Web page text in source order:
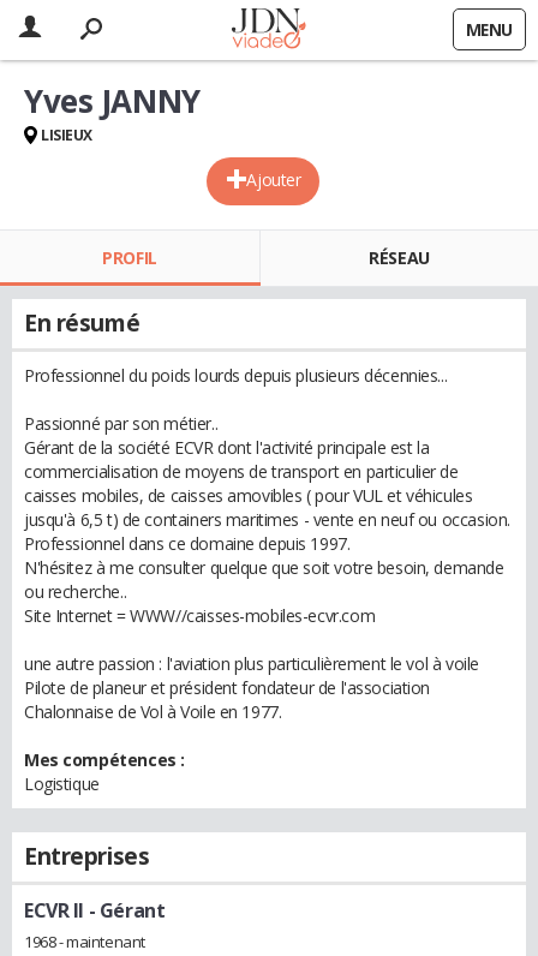
MENU
Ajouter
Yves JANNY
LISIEUX
PROFIL RÉSEAU
En résumé
Professionnel du poids lourds depuis plusieurs décennies...
Passionné par son métier..
Gérant de la société ECVR dont l'activité principale est la
commercialisation de moyens de transport en particulier de
caisses mobiles, de caisses amovibles ( pour VUL et véhicules
jusqu'à 6,5 t) de containers maritimes - vente en neuf ou occasion.
Professionnel dans ce domaine depuis 1997.
N'hésitez à me consulter quelque que soit votre besoin, demande
ou recherche..
Site Internet = WWW//caisses-mobiles-ecvr.com
une autre passion : l'aviation plus particulièrement le vol à voile
Pilote de planeur et président fondateur de l'association
Chalonnaise de Vol à Voile en 1977.
Mes compétences :
Logistique
Entreprises
ECVR II - Gérant
1968 - maintenant